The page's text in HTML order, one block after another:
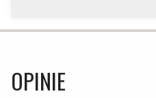
OPINIE